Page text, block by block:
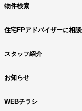
物件検索
住宅FPアドバイザーに相談
スタッフ紹介
お知らせ
WEBチラシ